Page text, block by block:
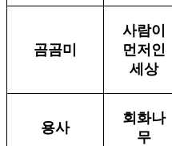
곰곰미
사람이
먼저인
세상
용사
회화나
무